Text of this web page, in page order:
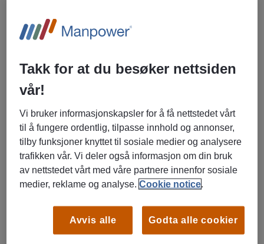
– Etter at jeg var ferdig med fagbrevet, ringte
kontaktpersonen min i Manpower meg og sa at hun hadde
funnet stillingen hos Ulefos Esco. Jeg takket ja med en
gang. Jeg er veldig fornøyd med hjelpen jeg har fått hos
Manpower i Kongsberg.
Yakob kom først i kontakt med Manpower da han fremdeles
gikk på skole. Da var han på utkikk etter en sommerjobb
Takk for at du besøker nettsiden
vår!
Vi bruker informasjonskapsler for å få nettstedet vårt
til å fungere ordentlig, tilpasse innhold og annonser,
tilby funksjoner knyttet til sosiale medier og analysere
trafikken vår. Vi deler også informasjon om din bruk
av nettstedet vårt med våre partnere innenfor sosiale
medier, reklame og analyse.Cookie notice.
Avvis alle Godta alle cookier